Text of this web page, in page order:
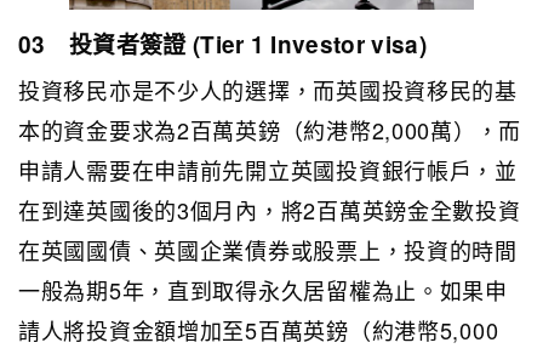
03 投資者簽證 (Tier 1 Investor visa)
投資移民亦是不少人的選擇，而英國投資移民的基
本的資金要求為2百萬英鎊（約港幣2,000萬），而
申請人需要在申請前先開立英國投資銀行帳戶，並
在到達英國後的3個月內，將2百萬英鎊金全數投資
在英國國債、英國企業債券或股票上，投資的時間
一般為期5年，直到取得永久居留權為止。如果申
請人將投資金額增加至5百萬英鎊（約港幣5,000